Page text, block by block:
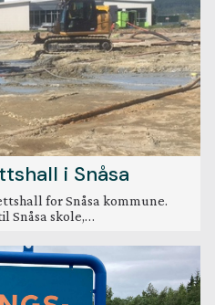
i Snåsa
for Snåsa kommune.
Snåsa skole,…